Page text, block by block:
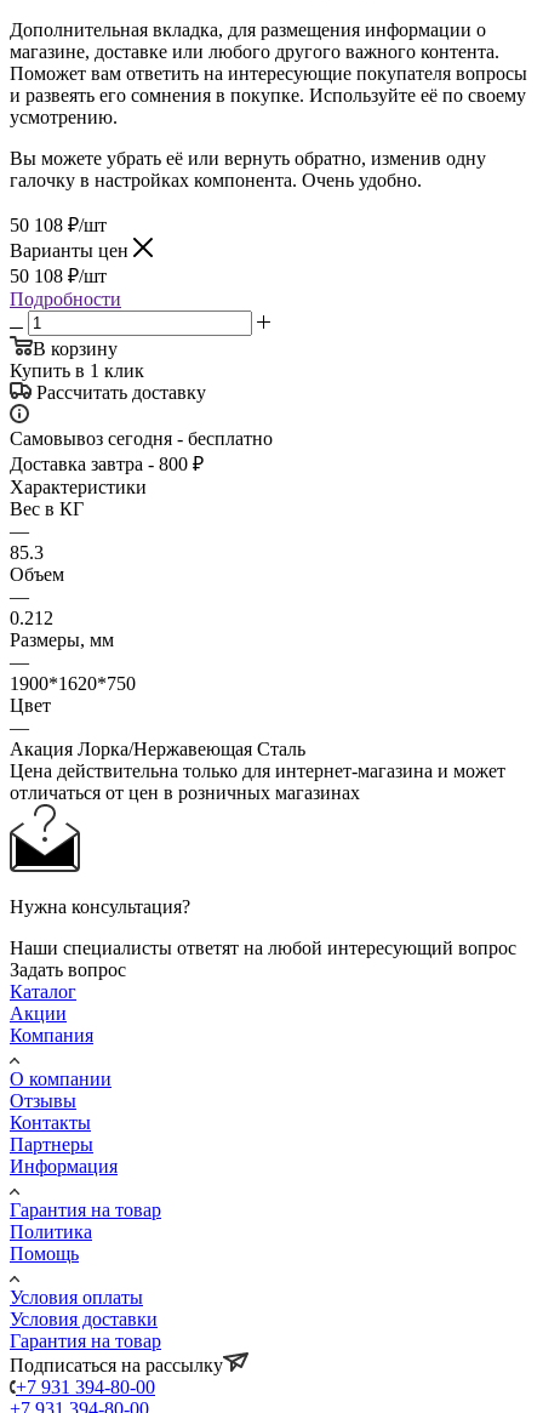
Дополнительная вкладка, для размещения информации о
магазине, доставке или любого другого важного контента.
Поможет вам ответить на интересующие покупателя вопросы
и развеять его сомнения в покупке. Используйте её по своему
усмотрению.
Вы можете убрать её или вернуть обратно, изменив одну
галочку в настройках компонента. Очень удобно.
50 108 ₽/шт
Варианты цен
50 108 ₽/шт
Подробности
В корзину
Купить в 1 клик
Рассчитать доставку
Самовывоз сегодня - бесплатно
Доставка завтра - 800 ₽
Характеристики
Вес в КГ
—
85.3
Объем
—
0.212
Размеры, мм
—
1900*1620*750
Цвет
—
Акация Лорка/Нержавеющая Сталь
Цена действительна только для интернет-магазина и может
отличаться от цен в розничных магазинах
Нужна консультация?
Наши специалисты ответят на любой интересующий вопрос
Задать вопрос
Каталог
Акции
Компания
О компании
Отзывы
Контакты
Партнеры
Информация
Гарантия на товар
Политика
Помощь
Условия оплаты
Условия доставки
Гарантия на товар
Подписаться на рассылку
+7 931 394-80-00
+7 931 394-80-00